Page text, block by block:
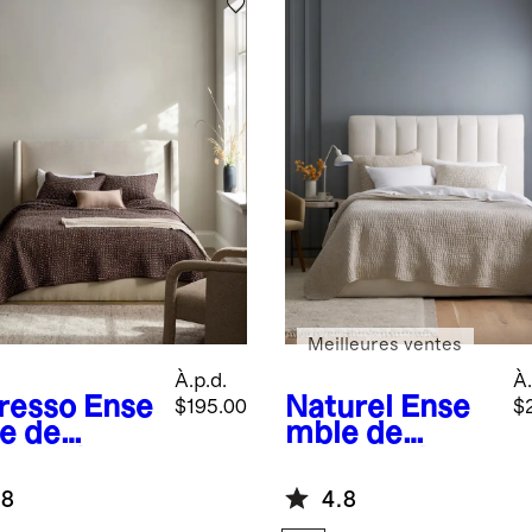
Ense
de
à la
en coton
À.p.d.
$195.00
Naturel
Ense
mble de
piquée en lin
européen et
Meilleures ventes
4.8